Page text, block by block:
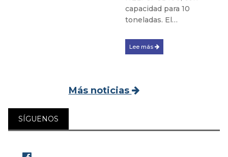
capacidad para 10
toneladas. El…
Lee más
Más noticias
SÍGUENOS